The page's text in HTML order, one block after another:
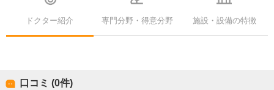
ドクター紹介 専門分野・得意分野 施設・設備の特徴
口コミ (0件)